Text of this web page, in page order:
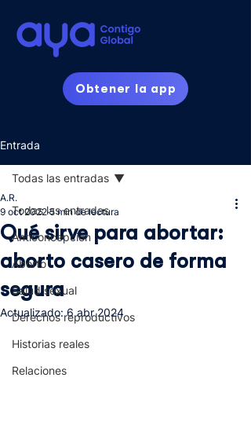
Obtener la app
Entrada
Todas las entradas
Anticoncepción
Aborto
Salud sexual
Derechos reproductivos
Historias reales
Relaciones
Todas las entradas
Qué sirve para abortar:
aborto casero de forma
segura
A.R.
9 oct 2022 5 min de lectura
Actualizado:6 abr 2024